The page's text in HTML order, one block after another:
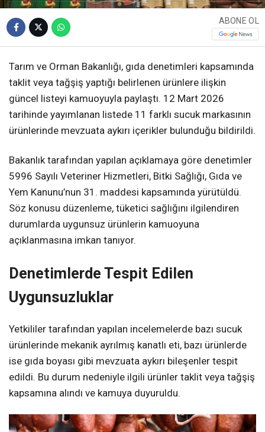
ABONE OL
Tarım ve Orman Bakanlığı, gıda denetimleri kapsamında
taklit veya tağşiş yaptığı belirlenen ürünlere ilişkin
güncel listeyi kamuoyuyla paylaştı. 12 Mart 2026
tarihinde yayımlanan listede 11 farklı sucuk markasının
ürünlerinde mevzuata aykırı içerikler bulunduğu bildirildi.
Bakanlık tarafından yapılan açıklamaya göre denetimler
5996 Sayılı Veteriner Hizmetleri, Bitki Sağlığı, Gıda ve
Yem Kanunu’nun 31. maddesi kapsamında yürütüldü.
Söz konusu düzenleme, tüketici sağlığını ilgilendiren
durumlarda uygunsuz ürünlerin kamuoyuna
açıklanmasına imkan tanıyor.
Denetimlerde Tespit Edilen
Uygunsuzluklar
Yetkililer tarafından yapılan incelemelerde bazı sucuk
ürünlerinde mekanik ayrılmış kanatlı eti, bazı ürünlerde
ise gıda boyası gibi mevzuata aykırı bileşenler tespit
edildi. Bu durum nedeniyle ilgili ürünler taklit veya tağşiş
kapsamına alındı ve kamuya duyuruldu.